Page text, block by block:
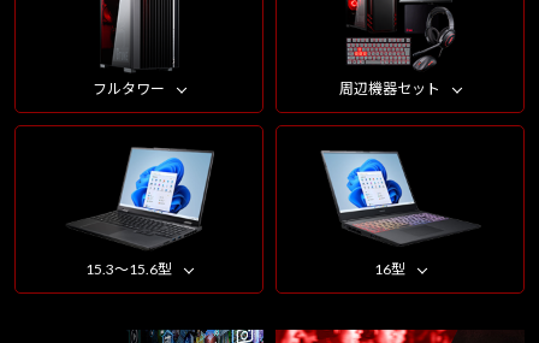
フルタワー 周辺機器セット
15.3～15.6型 16型